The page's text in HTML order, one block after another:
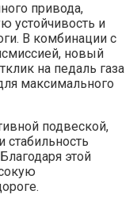
привода,
устойчивость и
В комбинации с
новый
на педаль газа
максимального
подвеской,
стабильность
этой